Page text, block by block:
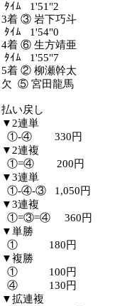
ﾀｲﾑ 1'51"2
3着 ③ 岩下巧斗
ﾀｲﾑ 1'54"0
4着 ⑥ 生方靖亜
ﾀｲﾑ 1'55"7
5着 ② 柳瀬幹太
欠 ⑤ 宮田龍馬
払い戻し
▼2連単
①-④ 330円
▼2連複
①=④ 200円
▼3連単
①-④-③ 1,050円
▼3連複
①=③=④ 360円
▼単勝
① 180円
▼複勝
① 100円
④ 130円
▼拡連複